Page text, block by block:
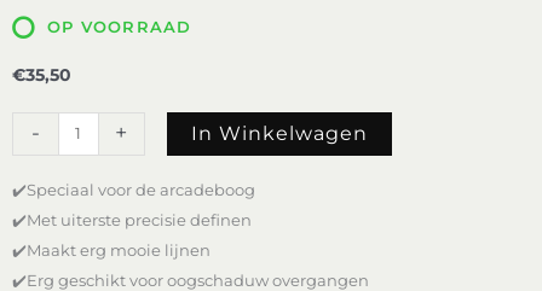
OP VOORRAAD
€35,50
-
aantal
+ In Winkelwagen
✔️Speciaal voor de arcadeboog
✔️Met uiterste precisie definen
✔️Maakt erg mooie lijnen
✔️Erg geschikt voor oogschaduw overgangen